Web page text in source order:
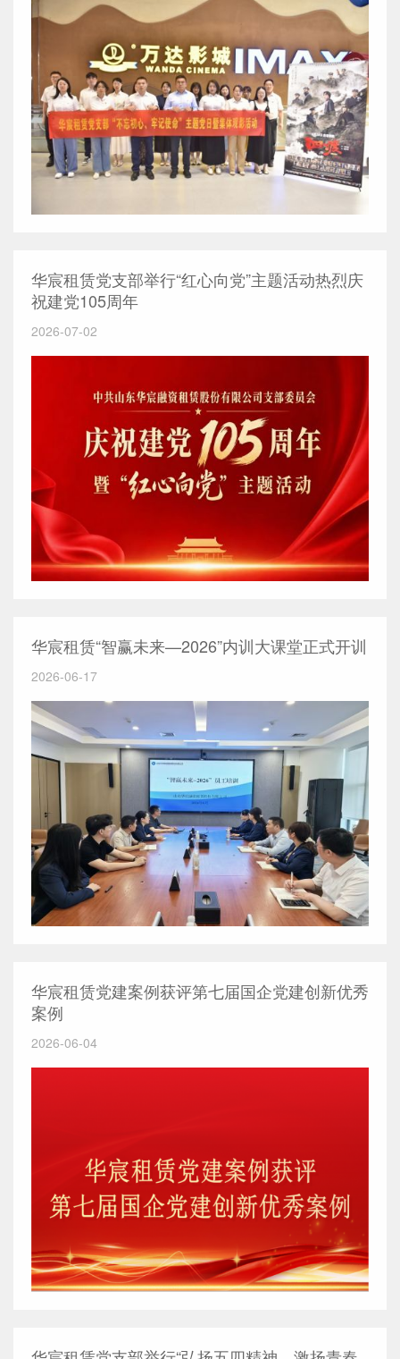
华宸租赁党支部举行“红心向党”主题活动热烈庆
祝建党105周年
2026-07-02
华宸租赁“智赢未来—2026”内训大课堂正式开训
2026-06-17
华宸租赁党建案例获评第七届国企党建创新优秀
案例
2026-06-04